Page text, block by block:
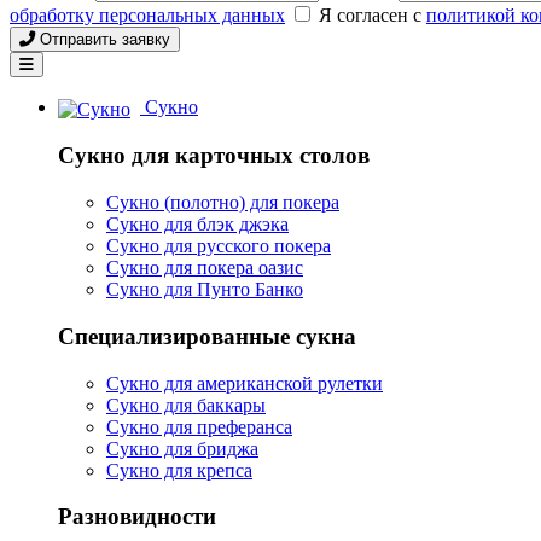
обработку персональных данных
Я согласен с политикой
Отправить заявку
Сукно
Сукно для карточных столов
Сукно (полотно) для покера
Сукно для блэк джэка
Сукно для русского покера
Сукно для покера оазис
Сукно для Пунто Банко
Специализированные сукна
Сукно для американской рулетки
Сукно для баккары
Сукно для преферанса
Сукно для бриджа
Сукно для крепса
Разновидности